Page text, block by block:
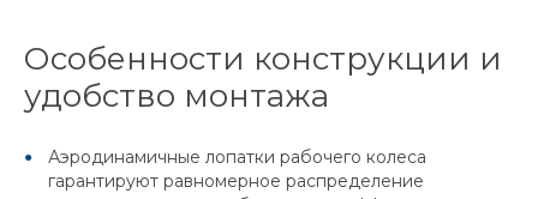
Особенности конструкции и
удобство монтажа
Аэродинамичные лопатки рабочего колеса
гарантируют равномерное распределение